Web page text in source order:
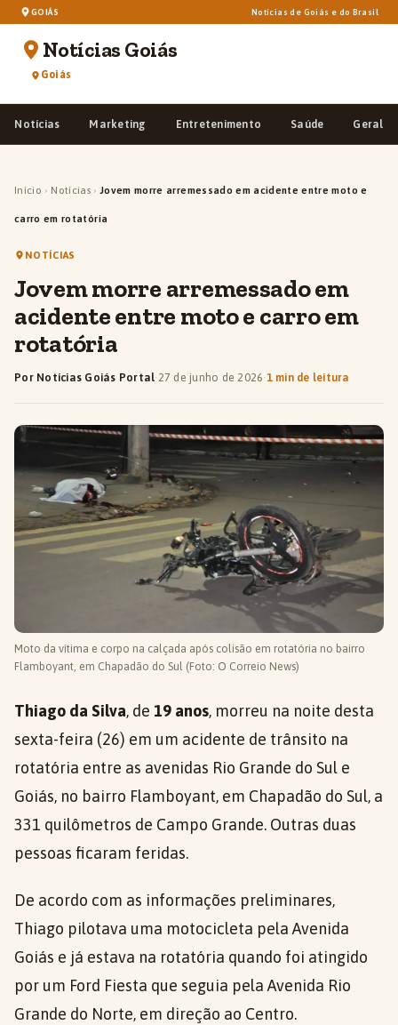
GOIÁS Notícias de Goiás e do Brasil
Notícias Goiás
Goiás
Notícias Marketing Entretenimento Saúde Geral
Início › Notícias › Jovem morre arremessado em acidente entre moto e
carro em rotatória
NOTÍCIAS
Jovem morre arremessado em
acidente entre moto e carro em
rotatória
Por Notícias Goiás Portal·27 de junho de 2026·1 min de leitura
Moto da vítima e corpo na calçada após colisão em rotatória no bairro
Flamboyant, em Chapadão do Sul (Foto: O Correio News)
Thiago da Silva, de 19 anos, morreu na noite desta
sexta-feira (26) em um acidente de trânsito na
rotatória entre as avenidas Rio Grande do Sul e
Goiás, no bairro Flamboyant, em Chapadão do Sul, a
331 quilômetros de Campo Grande. Outras duas
pessoas ficaram feridas.
De acordo com as informações preliminares,
Thiago pilotava uma motocicleta pela Avenida
Goiás e já estava na rotatória quando foi atingido
por um Ford Fiesta que seguia pela Avenida Rio
Grande do Norte, em direção ao Centro.